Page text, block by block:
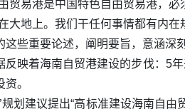
贸易港是中国特色自由贸易港，
大地上。我们干任何事情都有内在
这些重要论述，阐明要旨，意涵深刻
反映着海南自贸港建设的步伐：5
。
规划建议提出“高标准建设海南自